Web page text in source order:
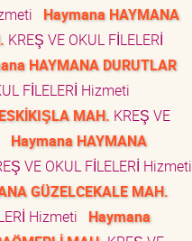
Haymana HAYMANA
KREŞ VE OKUL FİLELERİ
HAYMANA DURUTLAR
FİLELERİ Hizmeti
MAH. KREŞ VE
Haymana HAYMANA
VE OKUL FİLELERİ Hizmeti
GÜZELCEKALE MAH.
Hizmeti
Haymana